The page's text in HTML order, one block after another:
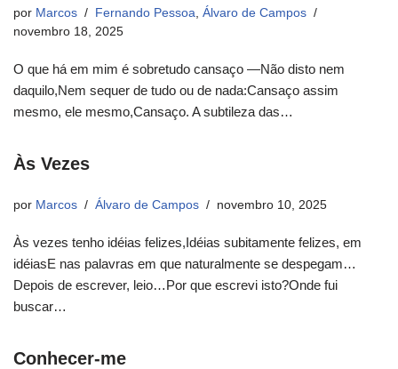
por Marcos Fernando Pessoa Álvaro de Campos
novembro 18, 2025
O que há em mim é sobretudo cansaço —Não disto nem
daquilo,Nem sequer de tudo ou de nada:Cansaço assim
mesmo, ele mesmo,Cansaço. A subtileza das…
Às Vezes
por Marcos Álvaro de Campos novembro 10, 2025
Às vezes tenho idéias felizes,Idéias subitamente felizes, em
idéiasE nas palavras em que naturalmente se despegam…
Depois de escrever, leio…Por que escrevi isto?Onde fui
buscar…
Conhecer-me